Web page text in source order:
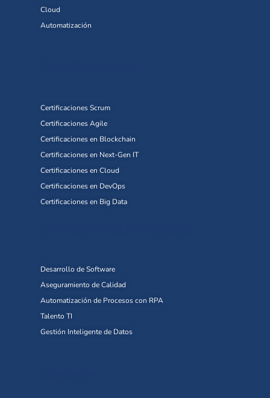
Cloud
Automatización
Certificaciones Scrum
Certificaciones Agile
Certificaciones en Blockchain
Certificaciones en Next-Gen IT
Certificaciones en Cloud
Certificaciones en DevOps
Certificaciones en Big Data
Desarrollo de Software
Aseguramiento de Calidad
Automatización de Procesos con RPA
Talento TI
Gestión Inteligente de Datos